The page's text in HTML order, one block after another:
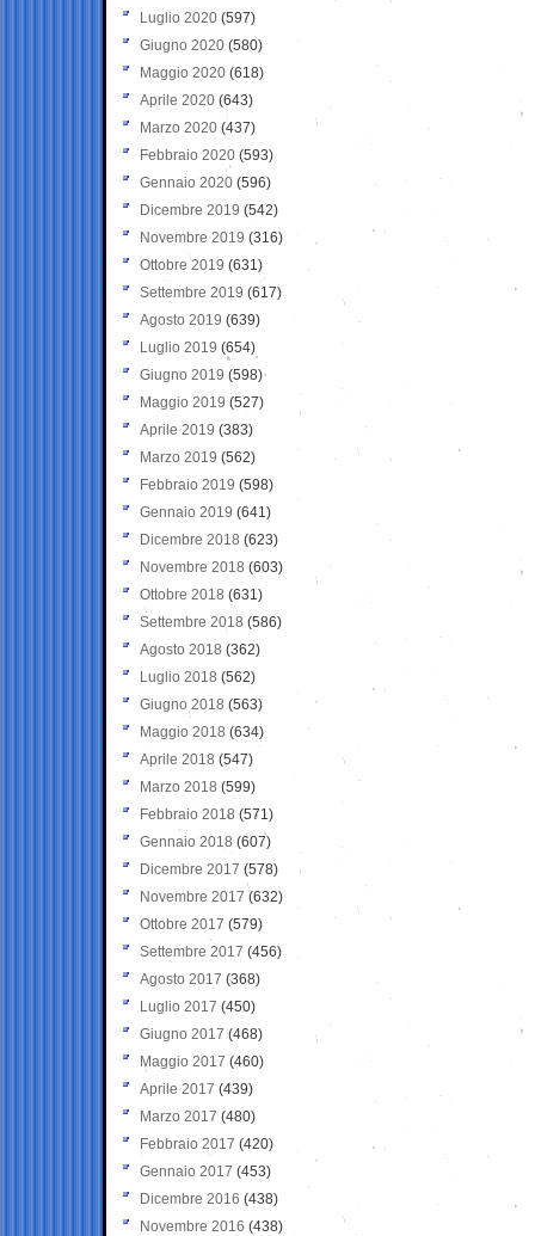
Luglio 2020 (597)
Giugno 2020 (580)
Maggio 2020 (618)
Aprile 2020 (643)
Marzo 2020 (437)
Febbraio 2020 (593)
Gennaio 2020 (596)
Dicembre 2019 (542)
Novembre 2019 (316)
Ottobre 2019 (631)
Settembre 2019 (617)
Agosto 2019 (639)
Luglio 2019 (654)
Giugno 2019 (598)
Maggio 2019 (527)
Aprile 2019 (383)
Marzo 2019 (562)
Febbraio 2019 (598)
Gennaio 2019 (641)
Dicembre 2018 (623)
Novembre 2018 (603)
Ottobre 2018 (631)
Settembre 2018 (586)
Agosto 2018 (362)
Luglio 2018 (562)
Giugno 2018 (563)
Maggio 2018 (634)
Aprile 2018 (547)
Marzo 2018 (599)
Febbraio 2018 (571)
Gennaio 2018 (607)
Dicembre 2017 (578)
Novembre 2017 (632)
Ottobre 2017 (579)
Settembre 2017 (456)
Agosto 2017 (368)
Luglio 2017 (450)
Giugno 2017 (468)
Maggio 2017 (460)
Aprile 2017 (439)
Marzo 2017 (480)
Febbraio 2017 (420)
Gennaio 2017 (453)
Dicembre 2016 (438)
Novembre 2016 (438)